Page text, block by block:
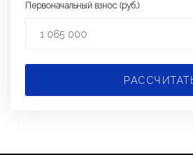
Первоначальный взнос (руб.)